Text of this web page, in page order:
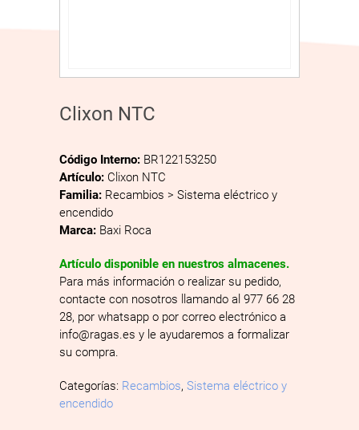
Clixon NTC
Código Interno: BR122153250
Artículo: Clixon NTC
Familia: Recambios > Sistema eléctrico y
encendido
Marca: Baxi Roca
Artículo disponible en nuestros almacenes.
Para más información o realizar su pedido,
contacte con nosotros llamando al 977 66 28
28, por whatsapp o por correo electrónico a
info@ragas.es y le ayudaremos a formalizar
su compra.
Categorías: Recambios, Sistema eléctrico y
encendido